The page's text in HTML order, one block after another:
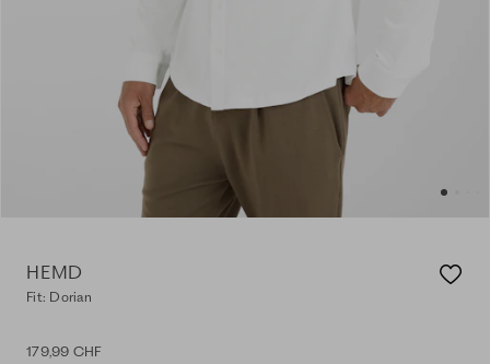
HEMD
Fit: Dorian
179,99 CHF